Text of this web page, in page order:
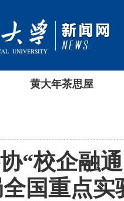
黄大年茶思屋
“校企融
国重点实